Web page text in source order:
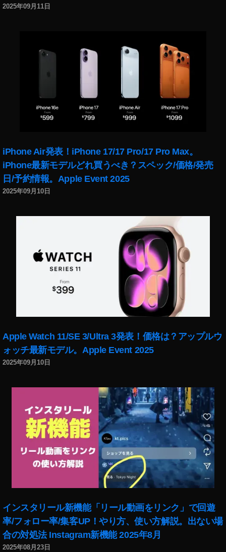
2025年09月11日
iPhone Air発表！iPhone 17/17 Pro/17 Pro Max。
iPhone最新モデルどれ買うべき？スペック/価格/発売
日/予約情報。Apple Event 2025
2025年09月10日
Apple Watch 11/SE 3/Ultra 3発表！価格は？アップルウ
ォッチ最新モデル。Apple Event 2025
2025年09月10日
インスタリール新機能「リール動画をリンク」で回遊
率/フォロー率/集客UP！やり方、使い方解説。出ない場
合の対処法 Instagram新機能 2025年8月
2025年08月23日